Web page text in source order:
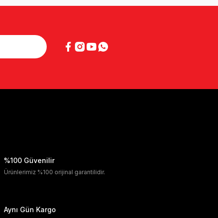
%100 Güvenilir
Ürünlerimiz %100 orijinal garantilidir.
Aynı Gün Kargo